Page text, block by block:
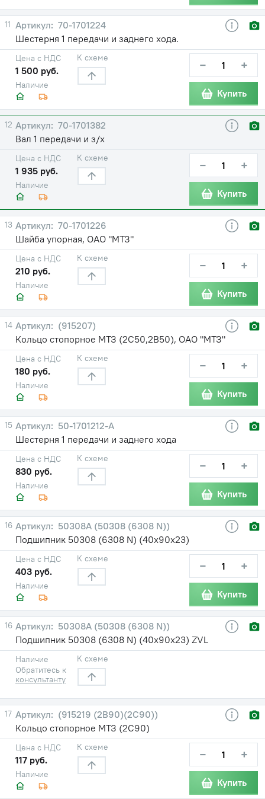
11
70-1701224
Шестерня 1 передачи и заднего хода.
Наличие
Цена с НДС
1 500 руб.
К схеме − +
Купить
12
70-1701382
Вал 1 передачи и з/х
Наличие
Цена с НДС
1 935 руб.
К схеме − +
Купить
13
70-1701226
Шайба упорная, ОАО "МТЗ"
Наличие
Цена с НДС
210 руб.
К схеме − +
Купить
14
(915207)
Кольцо стопорное МТЗ (2С50,2В50), ОАО "МТЗ"
Наличие
Цена с НДС
180 руб.
К схеме − +
Купить
15
50-1701212-А
Шестерня 1 передачи и заднего хода
Наличие
Цена с НДС
830 руб.
К схеме − +
Купить
16
50308А (50308 (6308 N))
Подшипник 50308 (6308 N) (40х90х23)
Наличие
Цена с НДС
403 руб.
К схеме − +
Купить
16
50308А (50308 (6308 N))
Подшипник 50308 (6308 N) (40х90х23) ZVL
Наличие
Обратитесь к
консультанту
К схеме
17
(915219 (2В90)(2С90))
Кольцо стопорное МТЗ (2С90)
Наличие
Цена с НДС
117 руб.
К схеме − +
Купить